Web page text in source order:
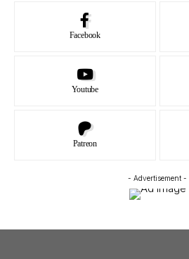
Facebook
Youtube
Patreon
- Advertisement -